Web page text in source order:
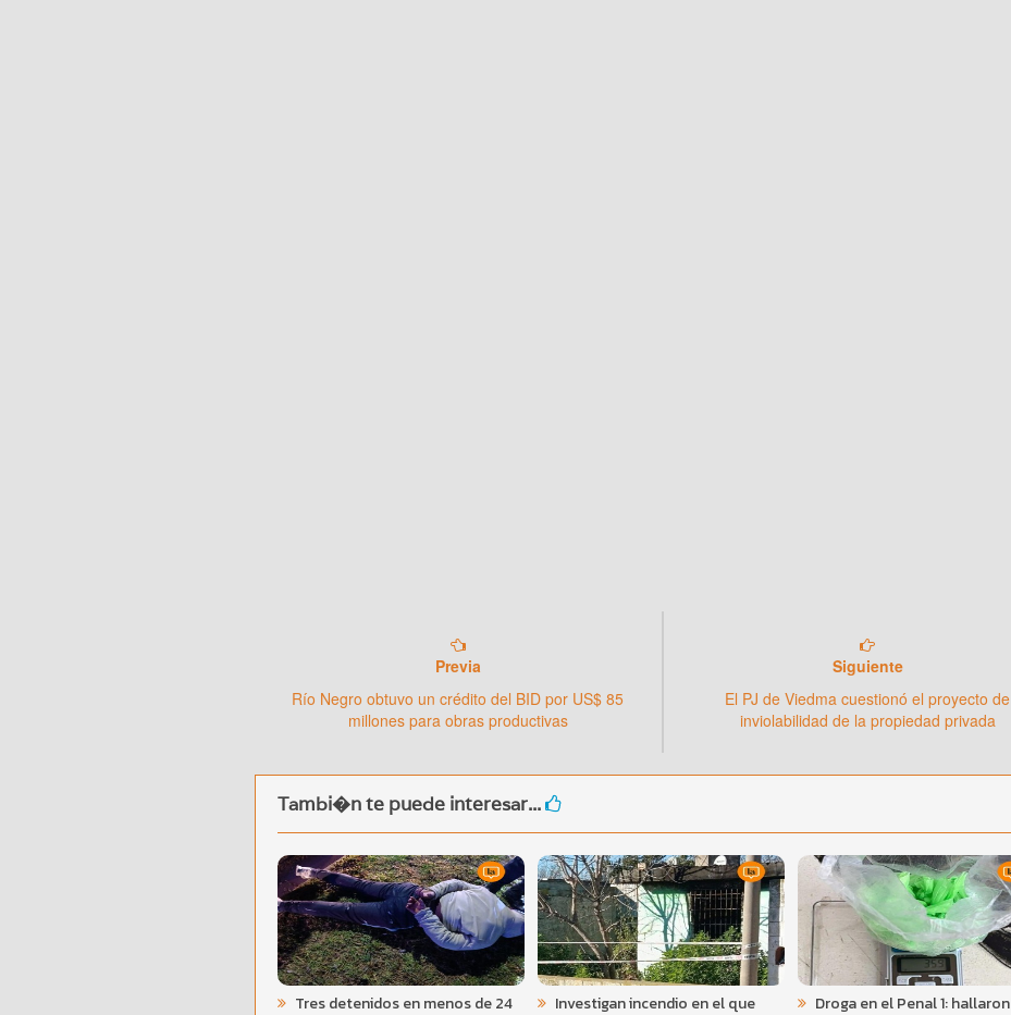
Previa
Río Negro obtuvo un crédito del BID por US$ 85
millones para obras productivas
Siguiente
El PJ de Viedma cuestionó el proyecto de
inviolabilidad de la propiedad privada
Tambi�n te puede interesar...
Tres detenidos en menos de 24 Investigan incendio en el que Droga en el Penal 1: hallaron